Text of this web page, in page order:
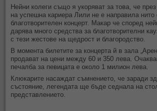
Нейни колеги също я укоряват за това, че
на успешна кариера Лили не е направила нито
благотворителен концерт. Макар че според
дарява много средства за благотворителни
с тези жестове на щедрост и благородство.
В момента билетите за концерта й в зала
продават на цени между 60 и 350 лева.
печалба за певицата е около 1 милион лева.
Клюкарите насаждат съмнението, че заради
състояние, легендата ще бъде седнала на
представлението.